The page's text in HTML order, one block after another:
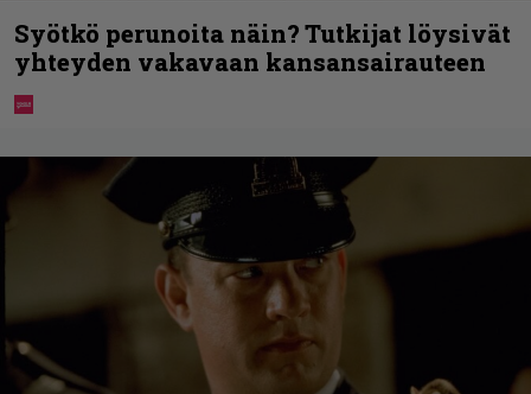
Syötkö perunoita näin? Tutkijat löysivät
yhteyden vakavaan kansansairauteen